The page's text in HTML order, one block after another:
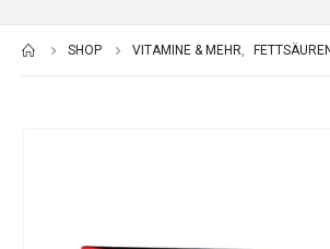
SHOP VITAMINE & MEHR